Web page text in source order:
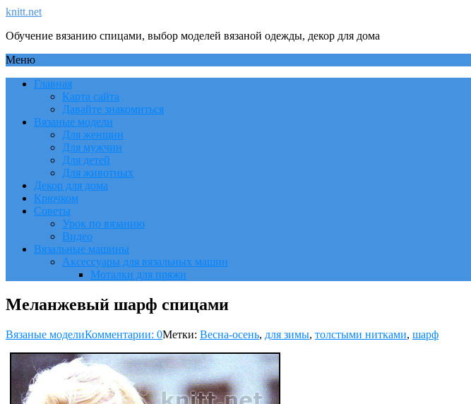
knitt.net
Обучение вязанию спицами, выбор моделей вязаной одежды, декор для дома
Меню
Главная
Карта сайта
Давайте знакомиться
Вязаные модели
Для женщин
Для мужчин
Для детей
Для животных
Декор для дома
Крючком
Советы
Урок по вязанию
Видео
Вязальные машины
Аксессуары для вязальных машин
Моталки для пряжи
Меланжевый шарф спицами
Вязаные моделиКомментарии: 0Метки: Весна-осень, для зимы, толстыми нитками, шарф